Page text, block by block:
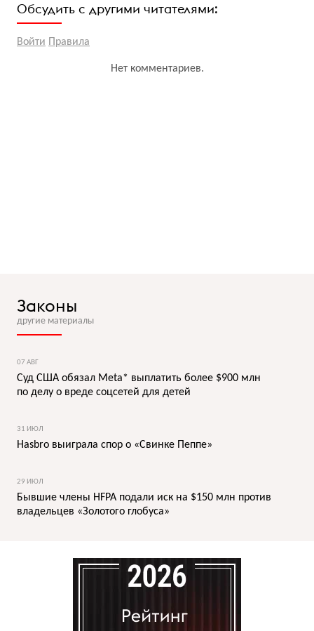
Обсудить с другими читателями:
Войти Правила
Нет комментариев.
Законы
другие материалы
07 АВГ
Суд США обязал Meta* выплатить более $900 млн
по делу о вреде соцсетей для детей
31 ИЮЛ
Hasbro выиграла спор о «Свинке Пеппе»
29 ИЮЛ
Бывшие члены HFPA подали иск на $150 млн против
владельцев «Золотого глобуса»